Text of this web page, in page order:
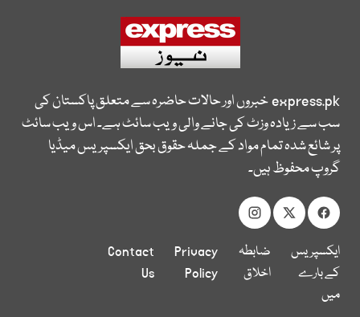
express.pkخبروں اور حالات حاضرہ سے متعلق پاکستان کی
سب سے زیادہ وزٹ کی جانے والی ویب سائٹ ہے۔ اس ویب سائٹ
پر شائع شدہ تمام مواد کے جملہ حقوق بحق ایکسپریس میڈیا
گروپ محفوظ ہیں۔
ایکسپریس
کے بارے
میں
ضابطہ
اخلاق
Privacy
Policy
Contact
Us